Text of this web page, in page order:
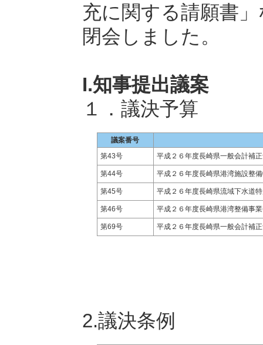
充に関する請願書
閉会しました。
I.知事提出議案
１．議決予算
議案番号
第43号
平成２６年度長崎県一般会計補
第44号 平成２６年度長崎県港湾施設整
第45号 平成２６年度長崎県流域下水道
第46号 平成２６年度長崎県港湾整備事
第69号 平成２６年度長崎県一般会計補
2.議決条例